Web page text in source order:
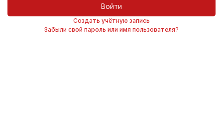
Войти
Создать учётную запись
Забыли свой пароль или имя пользователя?